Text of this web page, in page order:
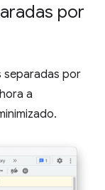
por
separadas por
a